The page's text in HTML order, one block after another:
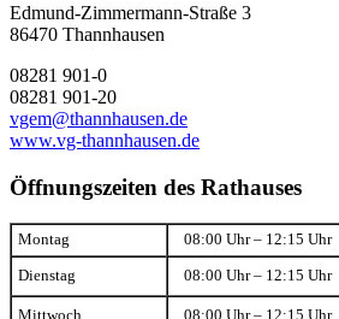
Edmund-Zimmermann-Straße 3
86470 Thannhausen
08281 901-0
08281 901-20
vgem@thannhausen.de
www.vg-thannhausen.de
Öffnungszeiten des Rathauses
Montag 08:00 Uhr – 12:15 Uhr
Dienstag 08:00 Uhr – 12:15 Uhr